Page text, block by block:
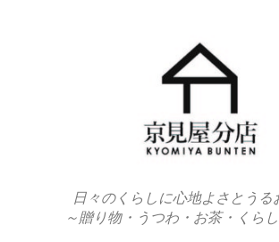
日々のくらしに心地よさとう
～贈り物・うつわ・お茶・くら